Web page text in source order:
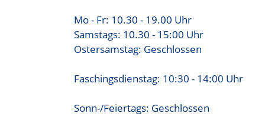
Mo - Fr: 10.30 - 19.00 Uhr
Samstags: 10.30 - 15:00 Uhr
Ostersamstag: Geschlossen
Faschingsdienstag: 10:30 - 14:00 Uhr
Sonn-/Feiertags: Geschlossen